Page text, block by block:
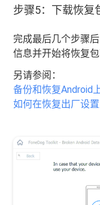
步骤5：下载恢复
完成最后几个步骤
信息并开始将恢复
另请参阅：
备份和恢复Android
如何在恢复出厂设